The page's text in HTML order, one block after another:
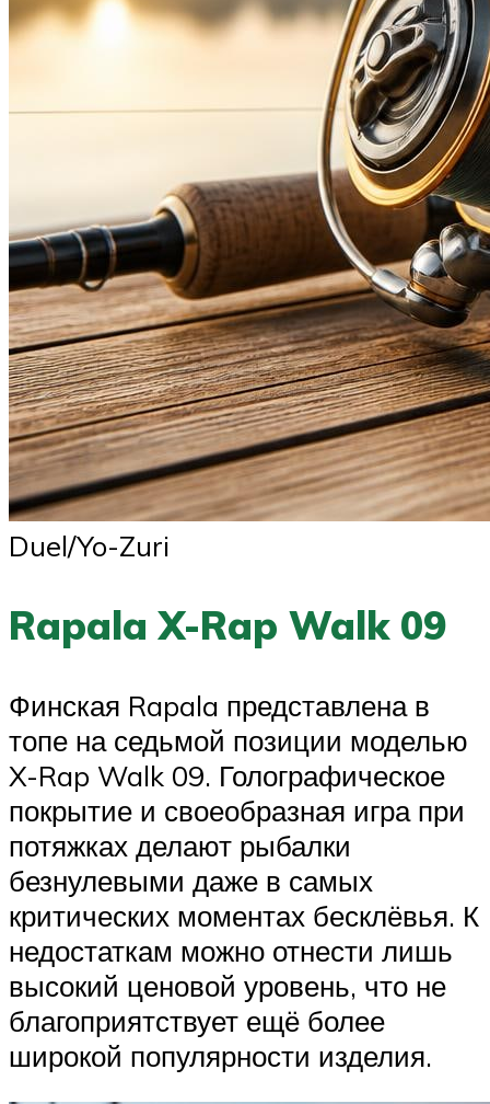
Duel/Yo-Zuri
Rapala X-Rap Walk 09
Финская Rapala представлена в
топе на седьмой позиции моделью
X-Rap Walk 09. Голографическое
покрытие и своеобразная игра при
потяжках делают рыбалки
безнулевыми даже в самых
критических моментах бесклёвья. К
недостаткам можно отнести лишь
высокий ценовой уровень, что не
благоприятствует ещё более
широкой популярности изделия.